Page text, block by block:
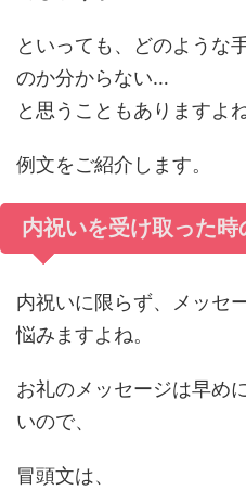
といっても、どのような
のか分からない…
と思うこともありますよ
例文をご紹介します。
内祝いを受け取った時
内祝いに限らず、メッセ
悩みますよね。
お礼のメッセージは早め
いので、
冒頭文は、